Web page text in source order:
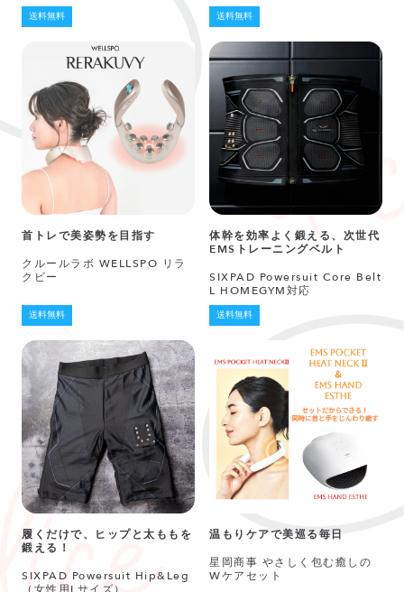
送料無料 送料無料
首トレで美姿勢を目指す
クルールラボ WELLSPO リラ
クビー
送料無料
体幹を効率よく鍛える、次世代
EMSトレーニングベルト
SIXPAD Powersuit Core Belt
L HOMEGYM対応
送料無料
履くだけで、ヒップと太ももを
鍛える！
SIXPAD Powersuit Hip&Leg
温もりケアで美巡る毎日
星岡商事 やさしく包む癒しの
Wケアセット